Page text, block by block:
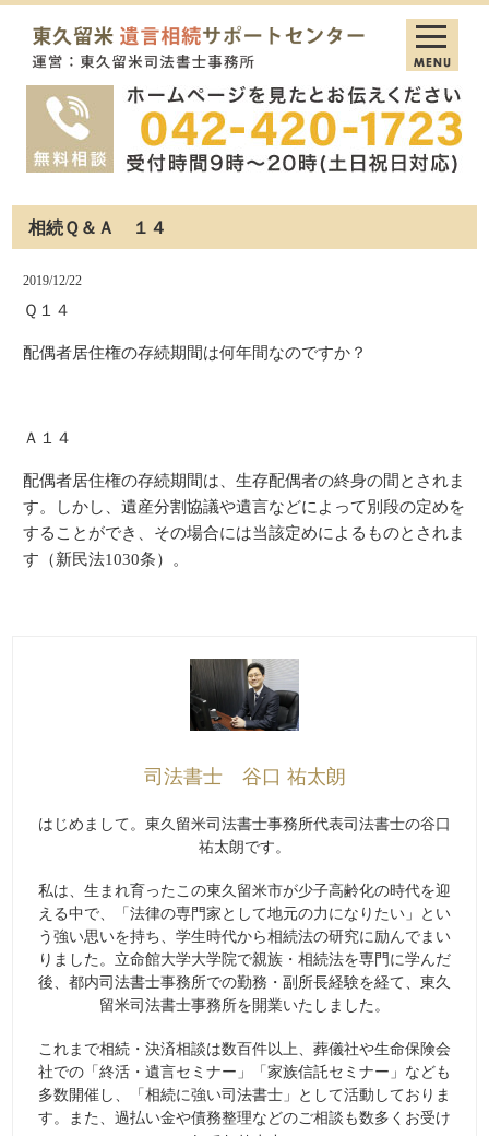
相続Ｑ＆Ａ １４
2019/12/22
Ｑ１４
配偶者居住権の存続期間は何年間なのですか？
Ａ１４
配偶者居住権の存続期間は、生存配偶者の終身の間とされま
す。しかし、遺産分割協議や遺言などによって別段の定めを
することができ、その場合には当該定めによるものとされま
す（新民法1030条）。
司法書士 谷口 祐太朗
はじめまして。東久留米司法書士事務所代表司法書士の谷口
祐太朗です。
私は、生まれ育ったこの東久留米市が少子高齢化の時代を迎
える中で、「法律の専門家として地元の力になりたい」とい
う強い思いを持ち、学生時代から相続法の研究に励んでまい
りました。立命館大学大学院で親族・相続法を専門に学んだ
後、都内司法書士事務所での勤務・副所長経験を経て、東久
留米司法書士事務所を開業いたしました。
これまで相続・決済相談は数百件以上、葬儀社や生命保険会
社での「終活・遺言セミナー」「家族信託セミナー」なども
多数開催し、「相続に強い司法書士」として活動しておりま
す。また、過払い金や債務整理などのご相談も数多くお受け